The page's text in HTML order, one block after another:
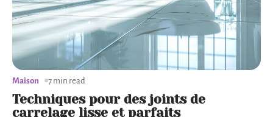
Techniques pour des joints de
carrelage lisse et parfaits
Maison 7 min read